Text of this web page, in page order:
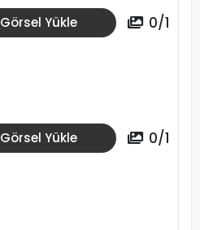
Görsel Yükle 0/1
Görsel Yükle 0/1